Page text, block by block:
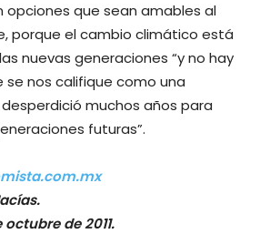
opciones que sean amables al
porque el cambio climático está
nuevas generaciones “y no hay
se nos califique como una
muchos años para
futuras”.
de 2011.